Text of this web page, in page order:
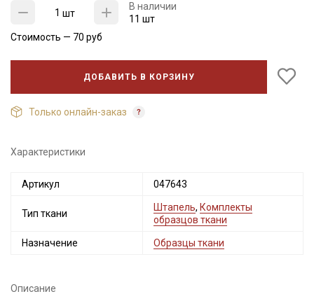
шт
В наличии
11 шт
Стоимость — 70 руб
ДОБАВИТЬ В КОРЗИНУ
Только онлайн-заказ
Характеристики
Артикул 047643
Тип ткани
Штапель, Комплекты
образцов ткани
Назначение Образцы ткани
Описание
Мы публикуем здесь дополнительные
промокоды и скидки до 30% на узкие